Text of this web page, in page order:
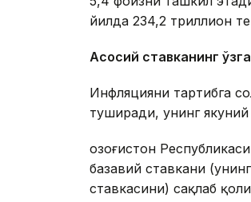
йилда 234,2 триллион
Асосий ставканинг
Инфляцияни тартибга
туширади, унинг
Қозоғистон
базавий ставкани
ставкасини) сақлаб